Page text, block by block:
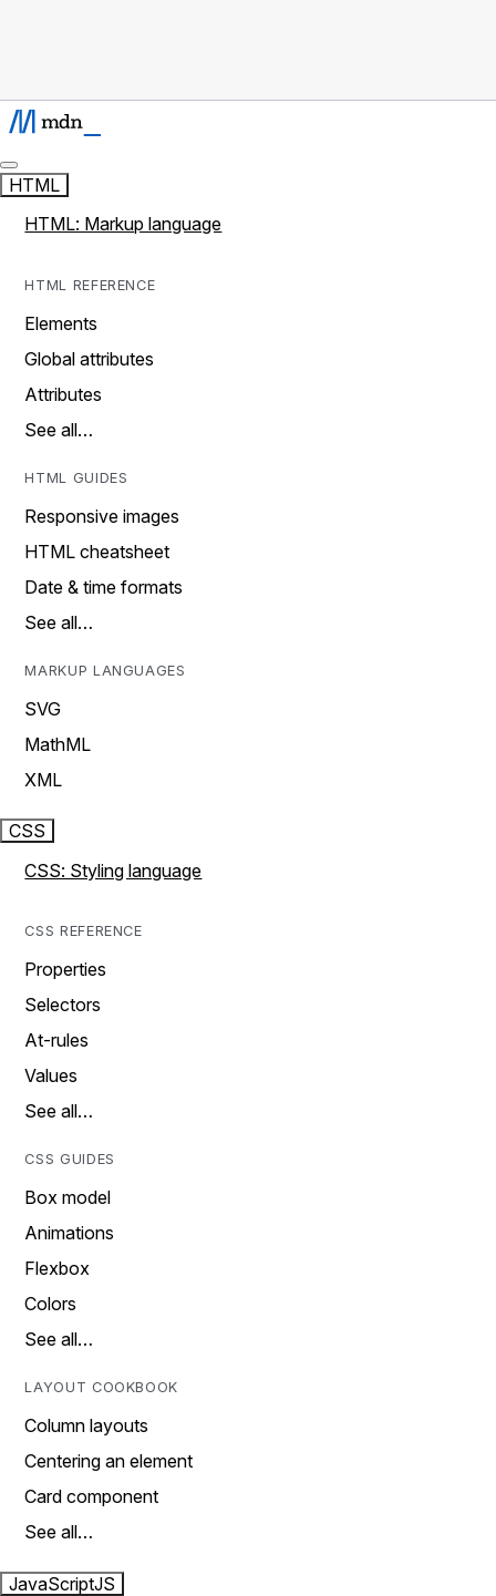
HTML
HTML: Markup language
HTML REFERENCE
Elements
Global attributes
Attributes
See all…
HTML GUIDES
Responsive images
HTML cheatsheet
Date & time formats
See all…
MARKUP LANGUAGES
SVG
MathML
XML
CSS
CSS: Styling language
CSS REFERENCE
Properties
Selectors
At-rules
Values
See all…
CSS GUIDES
Box model
Animations
Flexbox
Colors
See all…
LAYOUT COOKBOOK
Column layouts
Centering an element
Card component
See all…
JavaScriptJS